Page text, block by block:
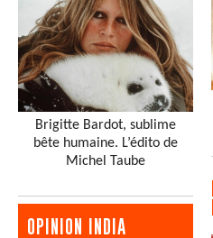
Brigitte Bardot, sublime
bête humaine. L’édito de
Michel Taube
OPINION INDIA